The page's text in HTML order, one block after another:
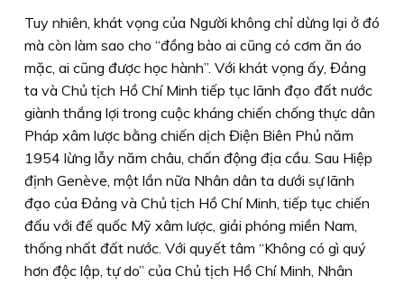
Tuy nhiên, khát vọng của Người không chỉ dừng lại ở đó
mà còn làm sao cho “đồng bào ai cũng có cơm ăn áo
mặc, ai cũng được học hành”. Với khát vọng ấy, Đảng
ta và Chủ tịch Hồ Chí Minh tiếp tục lãnh đạo đất nước
giành thắng lợi trong cuộc kháng chiến chống thực dân
Pháp xâm lược bằng chiến dịch Điện Biên Phủ năm
1954 lừng lẫy năm châu, chấn động địa cầu. Sau Hiệp
định Genève, một lần nữa Nhân dân ta dưới sự lãnh
đạo của Đảng và Chủ tịch Hồ Chí Minh, tiếp tục chiến
đấu với đế quốc Mỹ xâm lược, giải phóng miền Nam,
thống nhất đất nước. Với quyết tâm “Không có gì quý
hơn độc lập, tự do” của Chủ tịch Hồ Chí Minh, Nhân